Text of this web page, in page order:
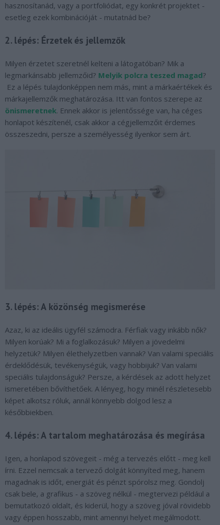
hasznosítanád, vagy a portfoliódat, egy konkrét projektet -
esetleg ezek kombinációját - mutatnád be?
2. lépés: Érzetek és jellemzők
Milyen érzetet szeretnél kelteni a látogatóban? Mik a
legmarkánsabb jellemzőid? Melyik polcra teszed magad?
Ez a lépés tulajdonképpen nem más, mint a márkaértékek és
márkajellemzők meghatározása. Itt van fontos szerepe az
önismeretnek. Ennek akkor is jelentőssége van, ha céges
honlapot készítenél, csak akkor a cégjellemzőit érdemes
összeszedni, persze a személyesség ilyenkor sem árt.
3. lépés: A közönség megismerése
Azaz, ki az ideális ügyfél számodra. Férfiak vagy inkább nők?
Milyen korúak? Mi a foglalkozásuk? Milyen a jövedelmi
helyzetük? Milyen élethelyzetben vannak? Van valami speciális
érdeklődésük, tevékenységük, vagy hobbijuk? Van valami
speciális tulajdonságuk? Persze, a kérdések az adott helyzet
ismeretében bővíthetőek. A lényeg, hogy minél részletesebb
képet alkotsz róluk, annál könnyebb dolgod lesz a
későbbiekben.
4. lépés: A tartalom meghatározása és megírása
Igen, a honlapod szövegeit - még a tervezés előtt - meg kell
írni. Ezzel nemcsak a tervező dolgát könnyíted meg, hanem
magadnak is időt, energiát és pénzt spórolsz meg. Gondolj
csak bele, a grafikus - a szöveg nélkül - megtervezi például a
bemutatkozó oldalt, és kiderül, hogy a szöveg jóval rövidebb
vagy éppen hosszabb, mint amennyi helyet megálmodott.